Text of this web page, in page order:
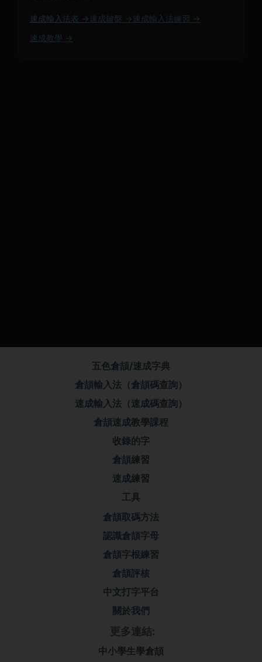
速成輸入法表 → 速成鍵盤 → 速成輸入法練習 →
速成教學 →
五色倉頡/速成字典
倉頡輸入法（倉頡碼查詢）
速成輸入法（速成碼查詢）
倉頡速成教學課程
收錄的字
倉頡練習
速成練習
工具
倉頡取碼方法
認識倉頡字母
倉頡字根練習
倉頡評核
中文打字平台
關於我們
更多連結:
中小學生學倉頡